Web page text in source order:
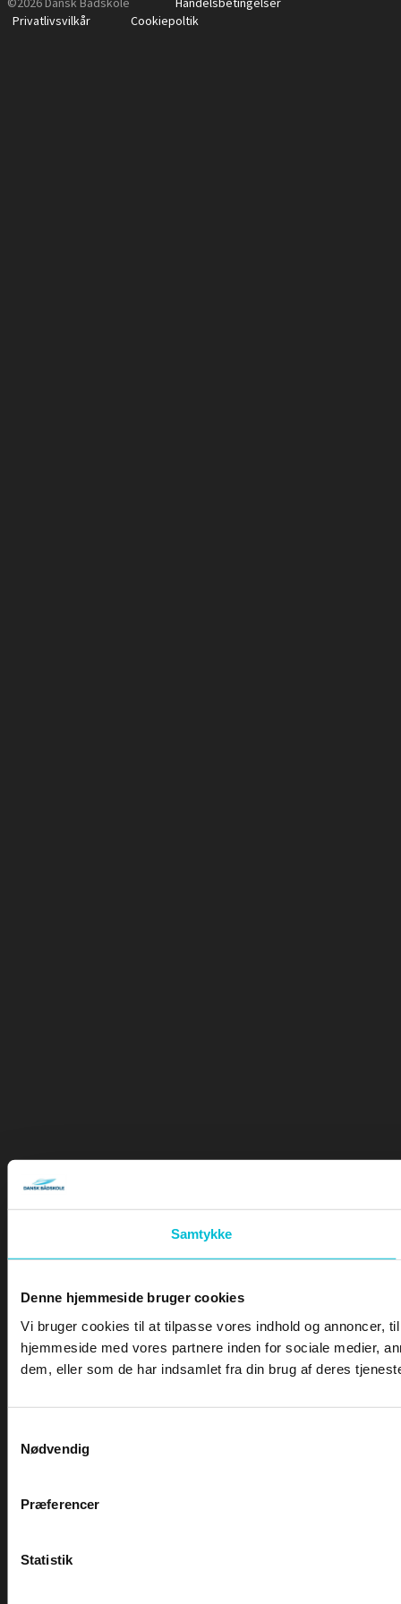
Samtykke
Denne hjemmeside bruger cookies
Vi bruger cookies til at tilpasse vores indhold og annoncer,
hjemmeside med vores partnere inden for sociale medier,
dem, eller som de har indsamlet fra din brug af deres
Nødvendig
Præferencer
Statistik
Privatlivsvilkår
Cookiepoltik